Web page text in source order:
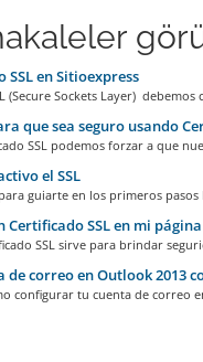
en Sitioexpress
(Secure Sockets Layer) debemos
que sea seguro usando
SSL podemos forzar a que
el SSL
guiarte en los primeros
SSL en mi
SSL sirve para brindar
correo en Outlook 2013
configurar tu cuenta de correo